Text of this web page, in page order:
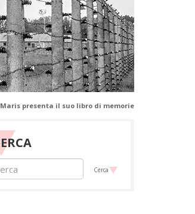
presenta il suo libro di memorie
Cerca